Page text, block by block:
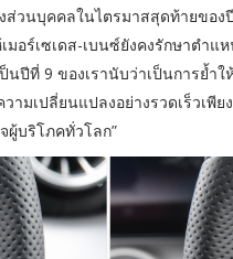
วนบุคคลในไตรมาสสุดท้ายขอ
อร์เซเดส-เบนซ์ยังคงรักษาตำ
ปีที่ 9 ของเรานับว่าเป็นการย้ำ
ามเปลี่ยนแปลงอย่างรวดเร็วเ
ผู้บริโภคทั่วโลก”